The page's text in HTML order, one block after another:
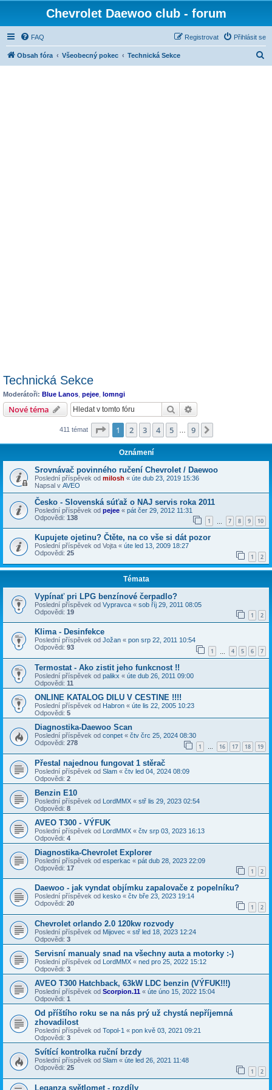
Chevrolet Daewoo club - forum
FAQ Přihlásit se
Registrovat
Obsah fóra Všeobecný pokec Technická Sekce
Technická Sekce
Moderátoři: Blue Lanos pejee lomngi
Nové téma Hledat
411 témat Stránka z
1 2 3 4 5 9
Oznámení
Srovnávač povinného ručení Chevrolet / Daewoo
Poslední příspěvek od milosh « úte dub 23, 2019 15:36
Napsal v AVEO
Česko - Slovenská súťaž o NAJ servis roka 2011
Poslední příspěvek od pejee « pát čer 29, 2012 11:31
Odpovědi: 138 1 7 8 9 10
Kupujete ojetinu? Čtěte, na co vše si dát pozor
Poslední příspěvek od Vojta « úte led 13, 2009 18:27
Odpovědi: 25 1 2
Témata
Vypínať pri LPG benzínové čerpadlo?
Poslední příspěvek od Vypravca « sob říj 29, 2011 08:05
Odpovědi: 19 1 2
Klima - Desinfekce
Poslední příspěvek od Jožan « pon srp 22, 2011 10:54
Odpovědi: 93 1 4 5 6 7
Termostat - Ako zistit jeho funkcnost !!
Poslední příspěvek od palikx « úte dub 26, 2011 09:00
Odpovědi: 11
ONLINE KATALOG DILU V CESTINE !!!!
Poslední příspěvek od Habron « úte lis 22, 2005 10:23
Odpovědi: 5
Diagnostika-Daewoo Scan
Poslední příspěvek od conpet « čtv črc 25, 2024 08:30
Odpovědi: 278 1 … 16 17 18 19
Přestal najednou fungovat 1 stěrač
Poslední příspěvek od Slam « čtv led 04, 2024 08:09
Odpovědi: 2
Benzin E10
Poslední příspěvek od LordMMX « stř lis 29, 2023 02:54
Odpovědi: 8
AVEO T300 - VÝFUK
Poslední příspěvek od LordMMX « čtv srp 03, 2023 16:13
Odpovědi: 4
Diagnostika-Chevrolet Explorer
Poslední příspěvek od esperkac « pát dub 28, 2023 22:09
Odpovědi: 17 1 2
Daewoo - jak vyndat objímku zapalovače z popelníku?
Poslední příspěvek od kesko « čtv bře 23, 2023 19:14
Odpovědi: 20 1 2
Chevrolet orlando 2.0 120kw rozvody
Poslední příspěvek od Mijovec « stř led 18, 2023 12:24
Odpovědi: 3
Servisní manualy snad na všechny auta a motorky :-)
Poslední příspěvek od LordMMX « ned pro 25, 2022 15:12
Odpovědi: 3
AVEO T300 Hatchback, 63kW LDC benzin (VÝFUK!!!)
Poslední příspěvek od Scorpion.11 « úte úno 15, 2022 15:04
Odpovědi: 1
Od příštího roku se na nás prý už chystá nepříjemná
zhovadilost
Poslední příspěvek od Topol-1 « pon kvě 03, 2021 09:21
Odpovědi: 3
Svítící kontrolka ruční brzdy
Poslední příspěvek od Slam « úte led 26, 2021 11:48
Odpovědi: 25 1 2
Leganza světlomet - rozdíly